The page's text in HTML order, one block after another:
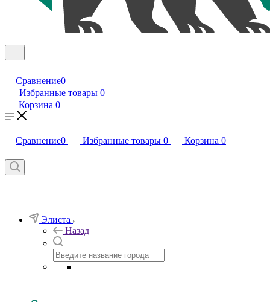
Сравнение0
Избранные товары 0
Корзина 0
Сравнение0 Избранные товары 0 Корзина 0
Элиста
Назад